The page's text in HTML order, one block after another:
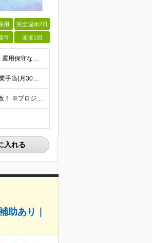
用 完全週休2日
可 面接1回
【必須条件】 ・ITエンジニアとしての実務経験が1年以上ある方 ※開発・インフラ・運用保守など分野・フェーズは不問！ ※学歴不問 【歓迎条件】 ・基本設計、詳細設計などの経験がある方 ・AWS, G
【経験者】月給40万円～120万円(固定残業代含む)+各種手当 ※月給には、みなし残業手当(月30時間／5万8,000円～15万7,000円)を含みます ※上記を超える時間外労働分は追加で支給します
【フルリモート／全国各地】 ★全国どこからでも参画可能！フルリモート案件も多数！ ※プロジェクトは100%選択制。あなたの希望を最優先します。 ※フルリモート、ハイブリッド、常駐案件から自由に選択可能
入れる
助あり｜